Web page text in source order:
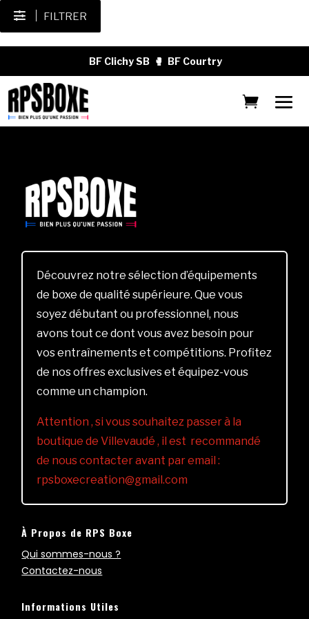
FILTRER
BF Clichy SB 🥊 BF Courtry
Découvrez notre sélection d’équipements
de boxe de qualité supérieure. Que vous
soyez débutant ou professionnel, nous
avons tout ce dont vous avez besoin pour
vos entraînements et compétitions. Profitez
de nos offres exclusives et équipez-vous
comme un champion.
Attention , si vous souhaitez passer à la
boutique de Villevaudé , il est recommandé
de nous contacter avant par email :
rpsboxecreation@gmail.com
À Propos de RPS Boxe
Qui sommes-nous ?
Contactez-nous
Informations Utiles